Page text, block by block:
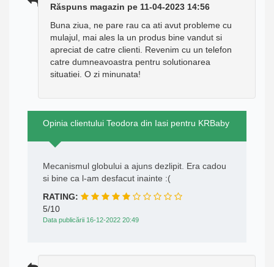
Răspuns magazin pe 11-04-2023 14:56
Buna ziua, ne pare rau ca ati avut probleme cu
mulajul, mai ales la un produs bine vandut si
apreciat de catre clienti. Revenim cu un telefon
catre dumneavoastra pentru solutionarea
situatiei. O zi minunata!
Opinia clientului Teodora din Iasi pentru KRBaby
Mecanismul globului a ajuns dezlipit. Era cadou
si bine ca l-am desfacut inainte :(
RATING:
5/10
Data publicării 16-12-2022 20:49